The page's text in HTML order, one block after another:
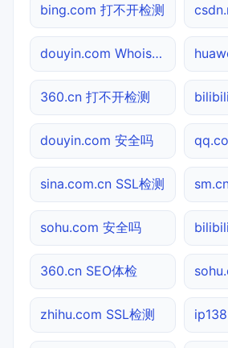
bing.com 打不开检测
douyin.com Whois查询
360.cn 打不开检测
douyin.com 安全吗
sina.com.cn SSL检测
sohu.com 安全吗
360.cn SEO体检
zhihu.com SSL检测